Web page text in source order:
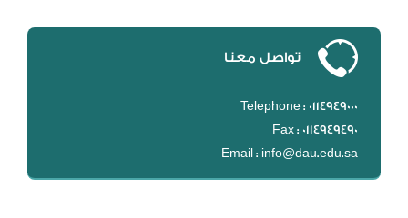
تواصل معنا
Telephone : 0114949000
Fax : 0114949490
Email : info@dau.edu.sa